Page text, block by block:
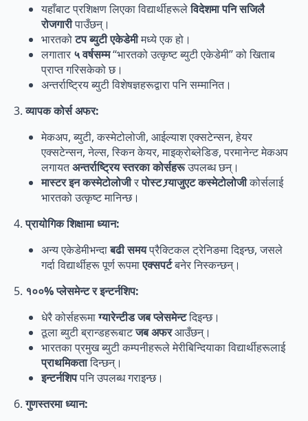
यहाँबाट प्रशिक्षण लिएका विद्यार्थीहरूलेविदेशमा पनि सजिलै
रोजगारीपाउँछन्।
भारतकोटप ब्युटी एकेडेमीमध्ये एक हो।
लगातार ५ वर्षसम्म“भारतको उत्कृष्ट ब्युटी एकेडेमी” को खिताब
प्राप्त गरिसकेको छ।
अन्तर्राष्ट्रिय ब्युटी विशेषज्ञहरूद्वारा पनि सम्मानित।
3.व्यापक कोर्स अफर:
मेकअप, ब्युटी, कस्मेटोलोजी, आईल्याश एक्सटेन्सन, हेयर
एक्सटेन्सन, नेल्स, स्किन केयर, माइक्रोब्लेडिङ, परमानेन्ट मेकअप
लगायतअन्तर्राष्ट्रिय स्तरका कोर्सहरूउपलब्ध छन्।
मास्टर इन कस्मेटोलोजीरपोस्ट ग्र्याजुएट कस्मेटोलोजीकोर्सलाई
भारतको उत्कृष्ट मानिन्छ।
4.प्रायोगिक शिक्षामा ध्यान:
अन्य एकेडेमीभन्दाबढी समयप्रैक्टिकल ट्रेनिङमा दिइन्छ, जसले
गर्दा विद्यार्थीहरू पूर्ण रूपमाएक्सपर्टबनेर निस्कन्छन्।
5. १००% प्लेसमेन्ट र इन्टर्नशिप:
धेरै कोर्सहरूमाग्यारेन्टीड जब प्लेसमेन्टदिइन्छ।
ठूला ब्युटी ब्रान्डहरूबाटजब अफरआउँछन्।
भारतका प्रमुख ब्युटी कम्पनीहरूले मेरीबिन्दियाका विद्यार्थीहरूलाई
प्राथमिकतादिन्छन्।
इन्टर्नशिपपनि उपलब्ध गराइन्छ।
6.गुणस्तरमा ध्यान: